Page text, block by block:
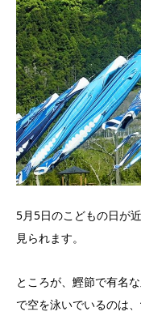
5月5日のこどもの日が
見られます。
ところが、鰹節で有名な
で空を泳いでいるのは、